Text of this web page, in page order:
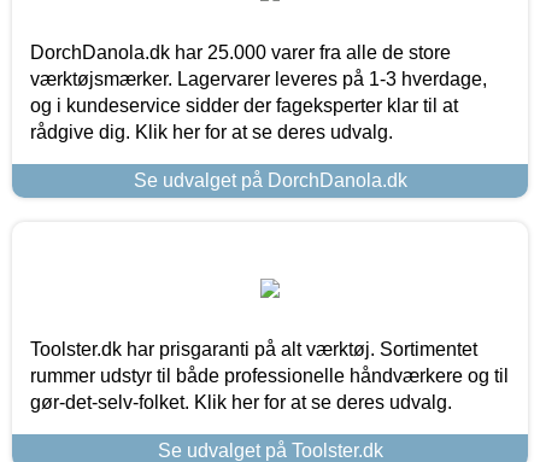
DorchDanola.dk har 25.000 varer fra alle de store
værktøjsmærker. Lagervarer leveres på 1-3 hverdage,
og i kundeservice sidder der fageksperter klar til at
rådgive dig. Klik her for at se deres udvalg.
Se udvalget på DorchDanola.dk
Toolster.dk har prisgaranti på alt værktøj. Sortimentet
rummer udstyr til både professionelle håndværkere og til
gør-det-selv-folket. Klik her for at se deres udvalg.
Se udvalget på Toolster.dk